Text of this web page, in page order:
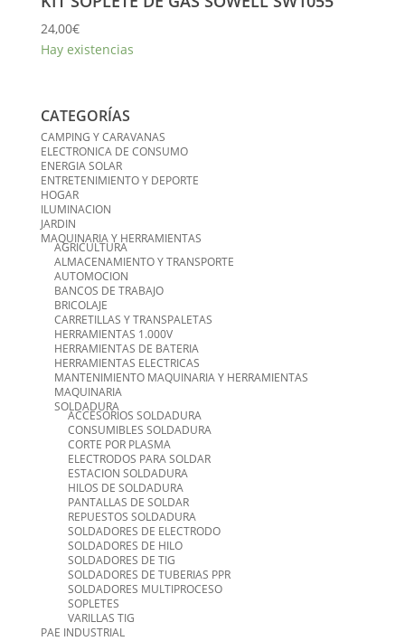
24,00€
Hay existencias
CATEGORÍAS
CAMPING Y CARAVANAS
ELECTRONICA DE CONSUMO
ENERGIA SOLAR
ENTRETENIMIENTO Y DEPORTE
HOGAR
ILUMINACION
JARDIN
MAQUINARIA Y HERRAMIENTAS
AGRICULTURA
ALMACENAMIENTO Y TRANSPORTE
AUTOMOCION
BANCOS DE TRABAJO
BRICOLAJE
CARRETILLAS Y TRANSPALETAS
HERRAMIENTAS 1.000V
HERRAMIENTAS DE BATERIA
HERRAMIENTAS ELECTRICAS
MANTENIMIENTO MAQUINARIA Y HERRAMIENTAS
MAQUINARIA
SOLDADURA
ACCESORIOS SOLDADURA
CONSUMIBLES SOLDADURA
CORTE POR PLASMA
ELECTRODOS PARA SOLDAR
ESTACION SOLDADURA
HILOS DE SOLDADURA
PANTALLAS DE SOLDAR
REPUESTOS SOLDADURA
SOLDADORES DE ELECTRODO
SOLDADORES DE HILO
SOLDADORES DE TIG
SOLDADORES DE TUBERIAS PPR
SOLDADORES MULTIPROCESO
SOPLETES
VARILLAS TIG
PAE INDUSTRIAL